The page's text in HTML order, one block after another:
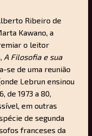
Ribeiro de
Kawano, a
o leitor
A Filosofia e sua
se de uma reunião
Lebrun ensinou
de 1973 a 80,
em outras
de segunda
franceses da